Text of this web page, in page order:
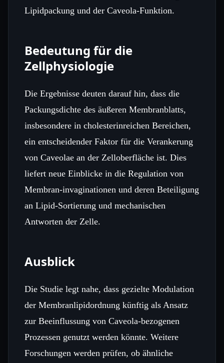
Lipidpackung und der Caveola‑Funktion.
Bedeutung für die
Zellphysiologie
Die Ergebnisse deuten darauf hin, dass die
Packungsdichte des äußeren Membranblatts,
insbesondere in cholesterinreichen Bereichen,
ein entscheidender Faktor für die Verankerung
von Caveolae an der Zelloberfläche ist. Dies
liefert neue Einblicke in die Regulation von
Membran‑invaginationen und deren Beteiligung
an Lipid‑Sortierung und mechanischen
Antworten der Zelle.
Ausblick
Die Studie legt nahe, dass gezielte Modulation
der Membranlipidordnung künftig als Ansatz
zur Beeinflussung von Caveola‑bezogenen
Prozessen genutzt werden könnte. Weitere
Forschungen werden prüfen, ob ähnliche